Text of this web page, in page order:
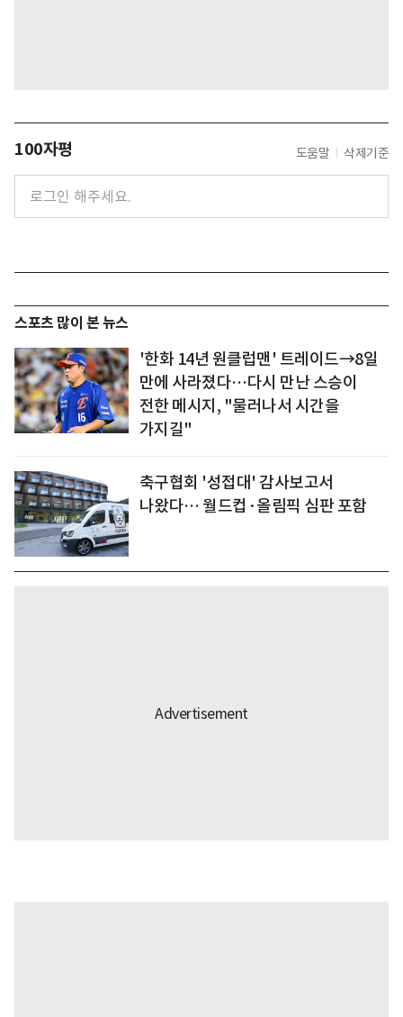
100자평 도움말 삭제기준
스포츠 많이 본 뉴스
'한화 14년 원클럽맨' 트레이드→8일
만에 사라졌다…다시 만난 스승이
전한 메시지, "물러나서 시간을
가지길"
축구협회 '성접대' 감사보고서
나왔다… 월드컵·올림픽 심판 포함